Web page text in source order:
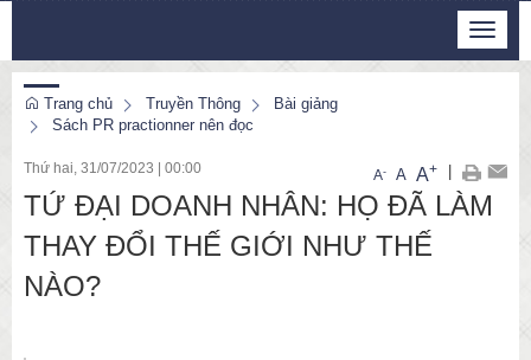
Toggle
Trang chủ Truyền Thông
Bài giảng
Sách PR practionner nên đọc
Thứ hai, 31/07/2023 00:00 A- A A+
TỨ ĐẠI DOANH NHÂN: HỌ ĐÃ LÀM
THAY ĐỔI THẾ GIỚI NHƯ THẾ
NÀO?